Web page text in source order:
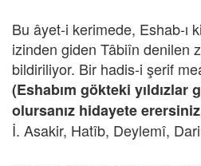
Bu âyet-i kerimede, Eshab-ı
izinden giden Tâbiîn denilen
bildiriliyor. Bir hadis-i şerif
(Eshabım gökteki
olursanız hidayete
İ. Asakir, Hatîb, Deylemî,